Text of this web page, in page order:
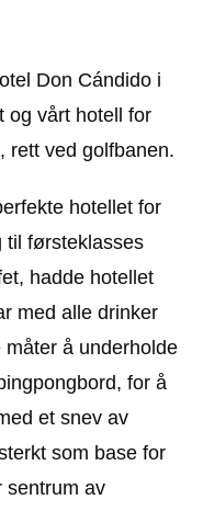
Don Cándido i
og vårt hotell for
rett ved golfbanen.
hotellet for
til førsteklasses
hadde hotellet
med alle drinker
å underholde
for å
et snev av
som base for
sentrum av